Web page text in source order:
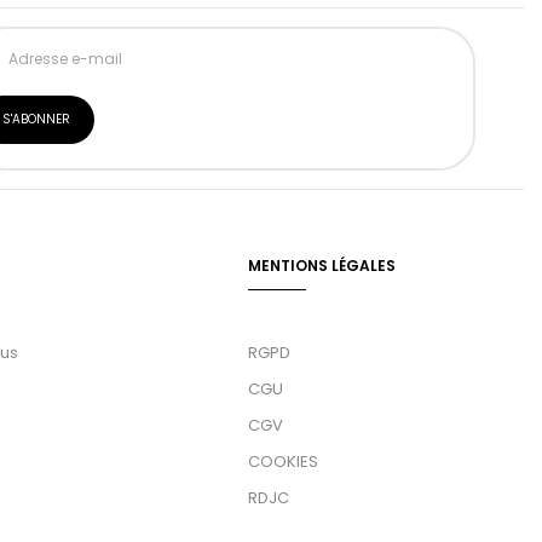
MENTIONS LÉGALES
RGPD
CGU
CGV
COOKIES
RDJC